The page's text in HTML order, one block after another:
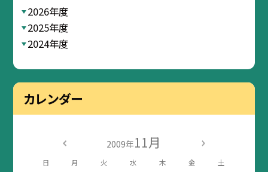
2026年度
2025年度
2024年度
カレンダー
2009年11月
日 月 火 水 木 金 土